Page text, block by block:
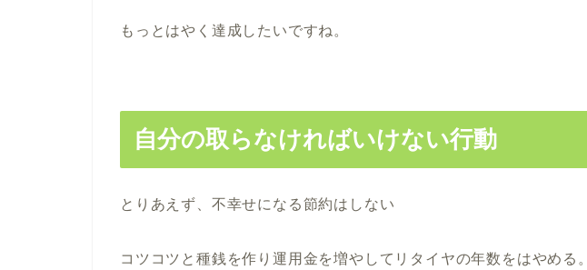
もっとはやく達成したいですね。
自分の取らなければいけない行動
とりあえず、不幸せになる節約はしない
コツコツと種銭を作り運用金を増やしてリタイヤの年数をはやめる。